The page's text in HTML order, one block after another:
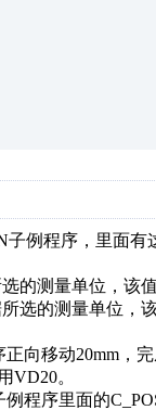
子例程序，里面有
的测量单位，该
选的测量单位
正向移动20mm，
VD20。
程序里面的